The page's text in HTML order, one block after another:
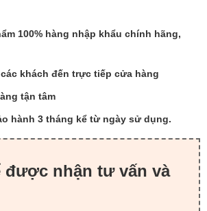
100% hàng nhập khẩu chính hãng,
khách đến trực tiếp cửa hàng
tận tâm
hành 3 tháng kể từ ngày sử dụng.
được nhận tư vấn và